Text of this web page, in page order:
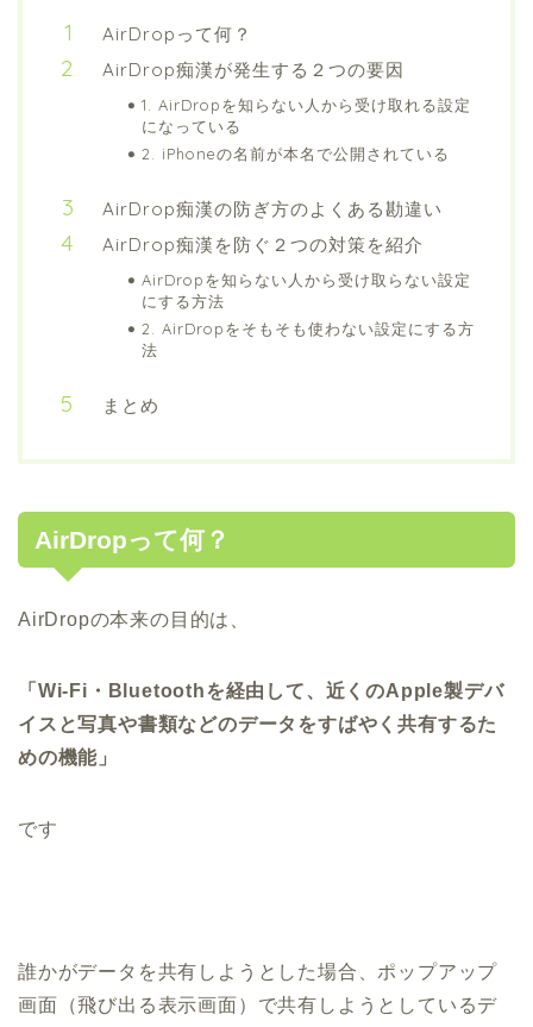
AirDropって何？
AirDrop痴漢が発生する２つの要因
1. AirDropを知らない人から受け取れる設定
になっている
2. iPhoneの名前が本名で公開されている
AirDrop痴漢の防ぎ方のよくある勘違い
AirDrop痴漢を防ぐ２つの対策を紹介
AirDropを知らない人から受け取らない設定
にする方法
2. AirDropをそもそも使わない設定にする方
法
まとめ
AirDropって何？
AirDropの本来の目的は、
「Wi-Fi・Bluetoothを経由して、近くのApple製デバ
イスと写真や書類などのデータをすばやく共有するた
めの機能」
です
誰かがデータを共有しようとした場合、ポップアップ
画面（飛び出る表示画面）で共有しようとしているデ